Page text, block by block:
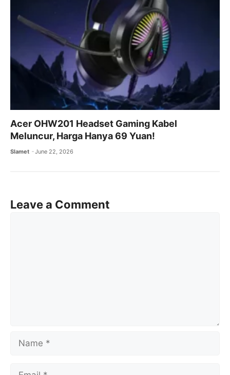
Acer OHW201 Headset Gaming Kabel
Meluncur, Harga Hanya 69 Yuan!
Slamet June 22, 2026
Leave a Comment
Name
Email